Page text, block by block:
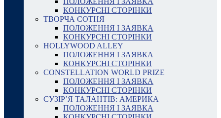
КОНКУРСНІ СТОРІНКИ
ТВОРЧА СОТНЯ
ПОЛОЖЕННЯ І ЗАЯВКА
КОНКУРСНІ СТОРІНКИ
HOLLYWOOD ALLEY
ПОЛОЖЕННЯ І ЗАЯВКА
КОНКУРСНІ СТОРІНКИ
CONSTELLATION WORLD PRIZE
ПОЛОЖЕННЯ І ЗАЯВКА
КОНКУРСНІ СТОРІНКИ
СУЗІР’Я ТАЛАНТІВ: АМЕРИКА
ПОЛОЖЕННЯ І ЗАЯВКА